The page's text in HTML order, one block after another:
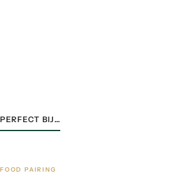
PERFECT BIJ…
FOOD PAIRING